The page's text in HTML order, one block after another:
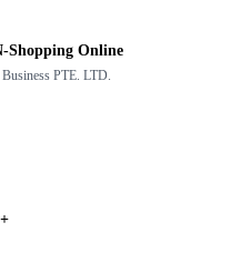
Marbels
Shopping Online
Business PTE. LTD.